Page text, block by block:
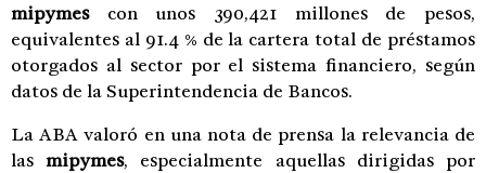
mipymescon unos 390,421 millones de pesos,
equivalentes al 91.4 % de la cartera total de préstamos
otorgados al sector por el sistema financiero, según
datos de la Superintendencia de Bancos.
La ABA valoró en una nota de prensa la relevancia de
lasmipymes, especialmente aquellas dirigidas por